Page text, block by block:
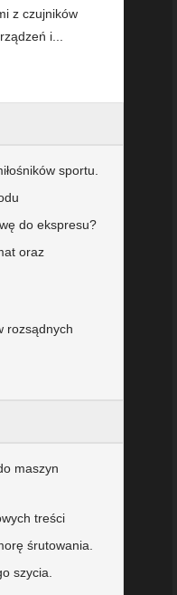
z czujników
i...
sportu.
do ekspresu?
oraz
rozsądnych
maszyn
treści
śrutowania.
szycia.